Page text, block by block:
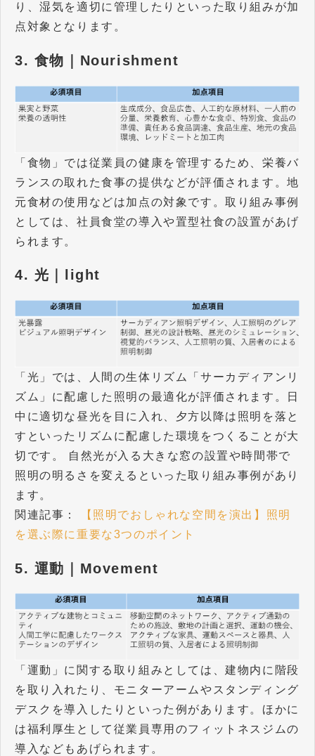
り、湿気を適切に管理したりといった取り組みが加
点対象となります。
3. 食物｜Nourishment
「食物」では従業員の健康を管理するため、栄養バ
ランスの取れた食事の提供などが評価されます。地
元食材の使用などは加点の対象です。取り組み事例
としては、社員食堂の導入や置型社食の設置があげ
られます。
4. 光｜light
「光」では、人間の生体リズム「サーカディアンリ
ズム」に配慮した照明の最適化が評価されます。日
中に適切な昼光を目に入れ、夕方以降は照明を落と
すといったリズムに配慮した環境をつくることが大
切です。 自然光が入る大きな窓の設置や時間帯で
照明の明るさを変えるといった取り組み事例があり
ます。
関連記事：
【照明でおしゃれな空間を演出】照明
を選ぶ際に重要な3つのポイント
5. 運動｜Movement
「運動」に関する取り組みとしては、建物内に階段
を取り入れたり、モニターアームやスタンディング
デスクを導入したりといった例があります。ほかに
は福利厚生として従業員専用のフィットネスジムの
導入などもあげられます。